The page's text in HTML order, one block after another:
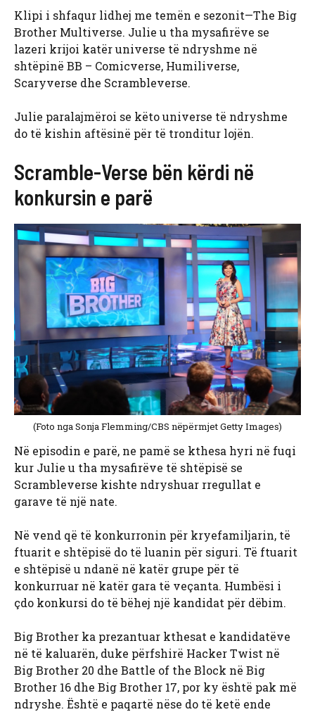
Klipi i shfaqur lidhej me temën e sezonit—The Big
Brother Multiverse. Julie u tha mysafirëve se
lazeri krijoi katër universe të ndryshme në
shtëpinë BB – Comicverse, Humiliverse,
Scaryverse dhe Scrambleverse.
Julie paralajmëroi se këto universe të ndryshme
do të kishin aftësinë për të tronditur lojën.
Scramble-Verse bën kërdi në
konkursin e parë
(Foto nga Sonja Flemming/CBS nëpërmjet Getty Images)
Në episodin e parë, ne pamë se kthesa hyri në fuqi
kur Julie u tha mysafirëve të shtëpisë se
Scrambleverse kishte ndryshuar rregullat e
garave të një nate.
Në vend që të konkurronin për kryefamiljarin, të
ftuarit e shtëpisë do të luanin për siguri. Të ftuarit
e shtëpisë u ndanë në katër grupe për të
konkurruar në katër gara të veçanta. Humbësi i
çdo konkursi do të bëhej një kandidat për dëbim.
Big Brother ka prezantuar kthesat e kandidatëve
në të kaluarën, duke përfshirë Hacker Twist në
Big Brother 20 dhe Battle of the Block në Big
Brother 16 dhe Big Brother 17, por ky është pak më
ndryshe. Është e paqartë nëse do të ketë ende